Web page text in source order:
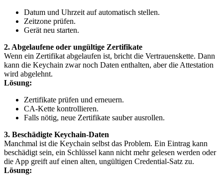
Datum und Uhrzeit auf automatisch stellen.
Zeitzone prüfen.
Gerät neu starten.
2. Abgelaufene oder ungültige Zertifikate
Wenn ein Zertifikat abgelaufen ist, bricht die Vertrauenskette. Dann
kann die Keychain zwar noch Daten enthalten, aber die Attestation
wird abgelehnt.
Lösung:
Zertifikate prüfen und erneuern.
CA-Kette kontrollieren.
Falls nötig, neue Zertifikate sauber ausrollen.
3. Beschädigte Keychain-Daten
Manchmal ist die Keychain selbst das Problem. Ein Eintrag kann
beschädigt sein, ein Schlüssel kann nicht mehr gelesen werden oder
die App greift auf einen alten, ungültigen Credential-Satz zu.
Lösung: